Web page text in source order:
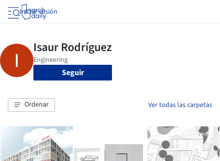
Iniciar sesión
Seguir
Ordenar Ver todas las carpetas